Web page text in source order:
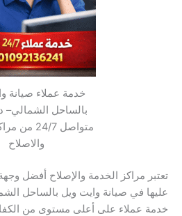
خدمة عملاء صيانة
بالساحل الشمالي–
متواصل 24/7
والاصلاح
تعتبر مراكز الخدمة والإصلاح أفضل
عليها في صيانة وايت ويل بالساحل
خدمة عملاء على أعلى مستوى من